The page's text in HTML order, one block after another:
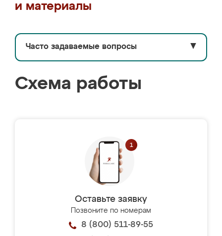
и материалы
Часто задаваемые вопросы ▼
Схема работы
Оставьте заявку
Позвоните по номерам
8 (800) 511-89-55